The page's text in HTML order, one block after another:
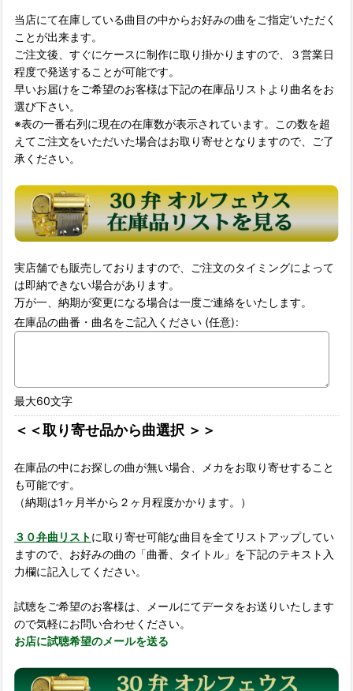
当店にて在庫している曲目の中からお好みの曲をご指定’いただく
ことが出来ます。
ご注文後、すぐにケースに制作に取り掛かりますので、３営業日
程度で発送することが可能です。
早いお届けをご希望のお客様は下記の在庫品リストより曲名をお
選び下さい。
※表の一番右列に現在の在庫数が表示されています。この数を超
えてご注文をいただいた場合はお取り寄せとなりますので、ご了
承ください。
実店舗でも販売しておりますので、ご注文のタイミングによって
は即納できない場合があります。
万が一、納期が変更になる場合は一度ご連絡をいたします。
在庫品の曲番・曲名をご記入ください (任意):
最大60文字
＜＜取り寄せ品から曲選択 ＞＞
在庫品の中にお探しの曲が無い場合、メカをお取り寄せすること
も可能です。
（納期は1ヶ月半から２ヶ月程度かかります。）
３０弁曲リストに取り寄せ可能な曲目を全てリストアップしてい
ますので、お好みの曲の「曲番、タイトル」を下記のテキスト入
力欄に記入してください。
試聴をご希望のお客様は、メールにてデータをお送りいたします
ので気軽にお問い合わせください。
お店に試聴希望のメールを送る